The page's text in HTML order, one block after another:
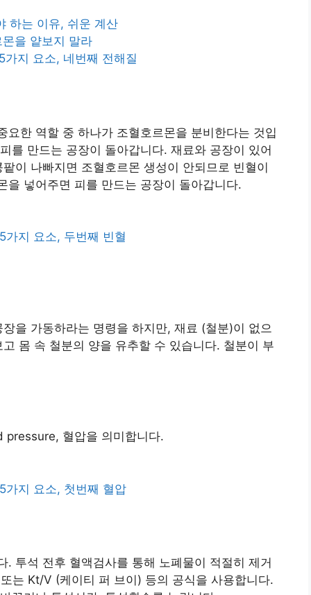
하는 이유, 쉬운 계산
을 얕보지 말라
지 요소, 네번째 전해질
한 역할 중 하나가 조혈호르몬을 분비한다는 것입
를 만드는 공장이 돌아갑니다. 재료와 공장이 있어
이 나빠지면 조혈호르몬 생성이 안되므로 빈혈이
을 넣어주면 피를 만드는 공장이 돌아갑니다.
지 요소, 두번째 빈혈
을 가동하라는 명령을 하지만, 재료 (철분)이 없으
몸 속 철분의 양을 유추할 수 있습니다. 철분이 부
pressure, 혈압을 의미합니다.
지 요소, 첫번째 혈압
투석 전후 혈액검사를 통해 노폐물이 적절히 제거
는 Kt/V (케이티 퍼 브이) 등의 공식을 사용합니다.